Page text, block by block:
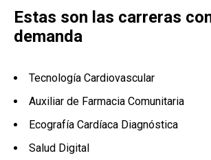
Estas son las carreras
demanda
Tecnología Cardiovascular
Auxiliar de Farmacia Comunitaria
Ecografía Cardíaca Diagnóstica
Salud Digital